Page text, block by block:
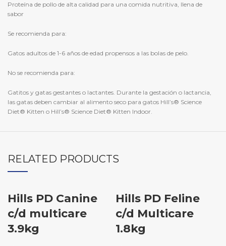
Proteína de pollo de alta calidad para una comida nutritiva, llena de
sabor
Se recomienda para:
Gatos adultos de 1-6 años de edad propensos a las bolas de pelo.
No se recomienda para:
Gatitos y gatas gestantes o lactantes. Durante la gestación o lactancia,
las gatas deben cambiar al alimento seco para gatos Hill’s® Science
Diet® Kitten o Hill’s® Science Diet® Kitten Indoor.
RELATED PRODUCTS
Hills PD Canine
c/d multicare
3.9kg
Hills PD Feline
c/d Multicare
1.8kg